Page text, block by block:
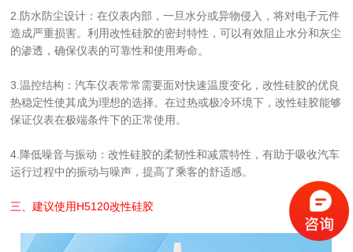
2.防水防尘设计：在仪表内部，一旦水分或异物侵入，将对电子元件
造成严重损害。利用改性硅胶的密封特性，可以有效阻止水分和灰尘
的渗透，确保仪表的可靠性和使用寿命。
3.温控结构：汽车仪表常常需要面对快速温度变化，改性硅胶的优良
热稳定性使其成为理想的选择。在过热或极冷环境下，改性硅胶能够
保证仪表在极端条件下的正常使用。
4.降低噪音与振动：改性硅胶的柔韧性和减震特性，有助于吸收汽车
运行过程中的振动与噪声，提高了乘客的舒适感。
三、建议使用H5120改性硅胶